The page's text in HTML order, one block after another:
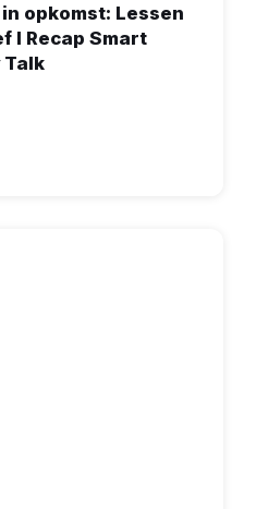
opkomst: Lessen
I Recap Smart